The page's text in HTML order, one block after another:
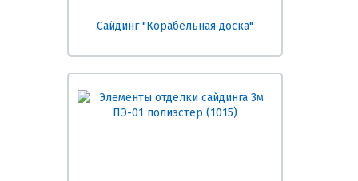
Сайдинг "Корабельная доска"